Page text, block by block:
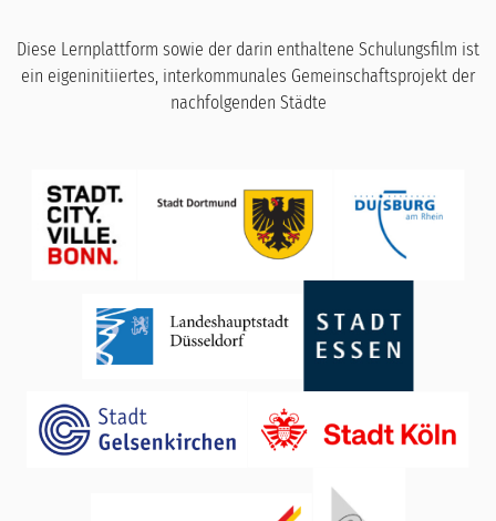
Diese Lernplattform sowie der darin enthaltene Schulungsfilm ist
ein eigeninitiiertes, interkommunales Gemeinschaftsprojekt der
nachfolgenden Städte